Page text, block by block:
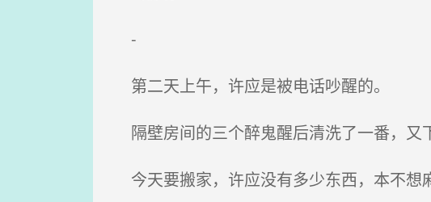
-
第二天上午，许应是被电话吵醒的。
隔壁房间的三个醉鬼醒后清洗了一番，又
今天要搬家，许应没有多少东西，本不想